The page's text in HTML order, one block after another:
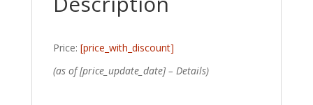
Price: [price_with_discount]
(as of [price_update_date] – Details)